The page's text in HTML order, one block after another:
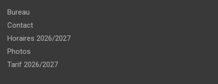
Bureau
Contact
Horaires 2026/2027
Photos
Tarif 2026/2027